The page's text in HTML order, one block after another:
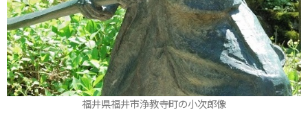
福井県福井市浄教寺町の小次郎像